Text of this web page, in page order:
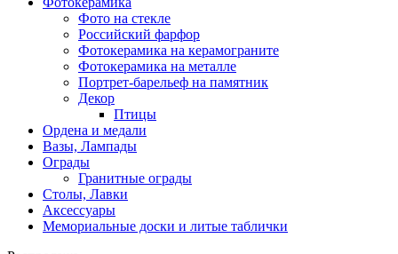
Фото на стекле
Российский фарфор
Фотокерамика на керамограните
Фотокерамика на металле
Портрет-барельеф на памятник
Декор
Птицы
Ордена и медали
Вазы, Лампады
Ограды
Гранитные ограды
Столы, Лавки
Аксессуары
Мемориальные доски и литые таблички